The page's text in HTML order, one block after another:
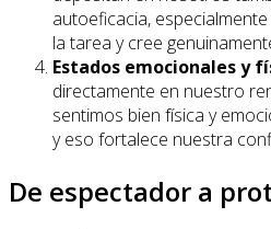
autoeficacia,
la tarea y cree
Estados emocionales y
directamente en nuestro
sentimos bien física y
y eso fortalece nuestra
De espectador a